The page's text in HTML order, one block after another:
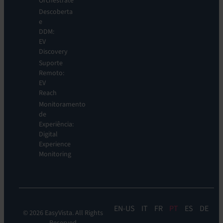
Descoberta
e
DDM:
EV
Discovery
Suporte
Remoto:
EV
Reach
Monitoramento
de
Experiência:
Digital
Experience
Monitoring
© 2026 EasyVista. All Rights
EN IT FR PT ES DE